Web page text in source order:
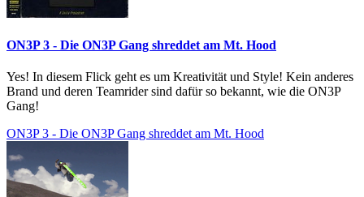
ON3P 3 - Die ON3P Gang shreddet am Mt. Hood
Yes! In diesem Flick geht es um Kreativität und Style! Kein anderes
Brand und deren Teamrider sind dafür so bekannt, wie die ON3P
Gang!
ON3P 3 - Die ON3P Gang shreddet am Mt. Hood